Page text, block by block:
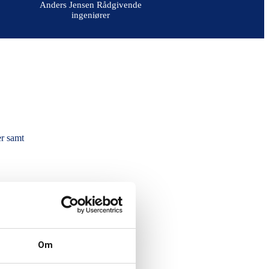
Om
Anders Jensen Rådgivende
ingeniører
samt